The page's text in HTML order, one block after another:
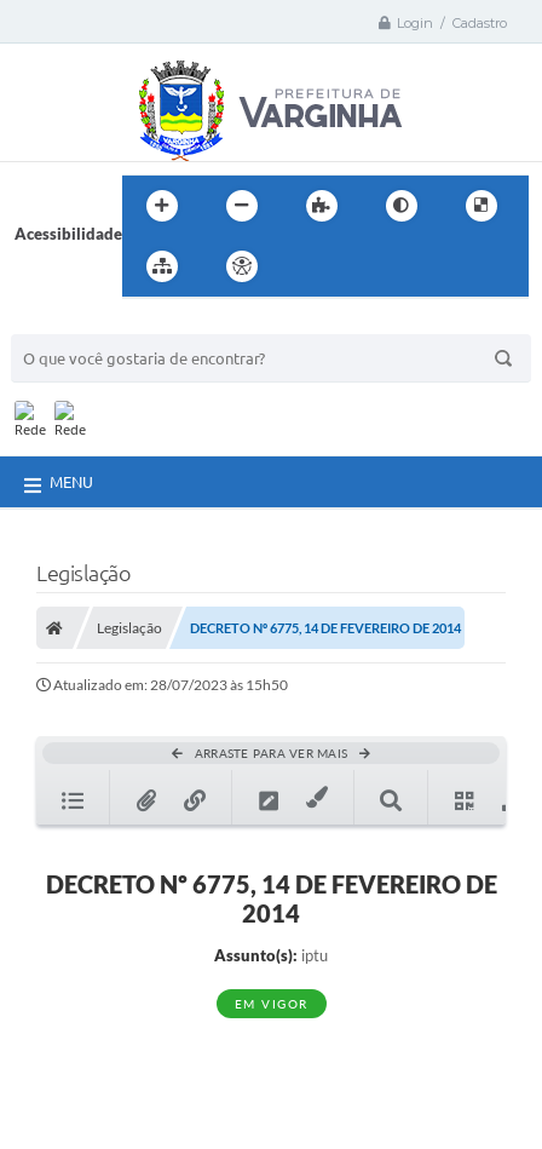
Login / Cadastro
Acessibilidade
MENU
Legislação
Legislação DECRETO Nº 6775, 14 DE FEVEREIRO DE 2014
Atualizado em: 28/07/2023 às 15h50
ARRASTE PARA VER MAIS
DECRETO Nº 6775, 14 DE FEVEREIRO DE
2014
Assunto(s): iptu
EM VIGOR